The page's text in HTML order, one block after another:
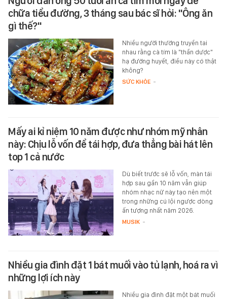
chữa tiểu đường, 3 tháng sau bác sĩ hỏi: "Ông ăn
gì thế?"
Nhiều người thường truyền tai
nhau rằng cà tím là "thần dược"
hạ đường huyết, điều này có thật
không?
SỨC KHỎE -
Mấy ai kỉ niệm 10 năm được như nhóm mỹ nhân
này: Chịu lỗ vốn để tái hợp, đưa thẳng bài hát lên
top 1 cả nước
Dù biết trước sẽ lỗ vốn, màn tái
hợp sau gần 10 năm vẫn giúp
nhóm nhạc nữ này tạo nên một
trong những cú lội ngược dòng
ấn tượng nhất năm 2026.
MUSIK -
Nhiều gia đình đặt 1 bát muối vào tủ lạnh, hoá ra vì
những lợi ích này
Nhiều gia đình đặt một bát muối